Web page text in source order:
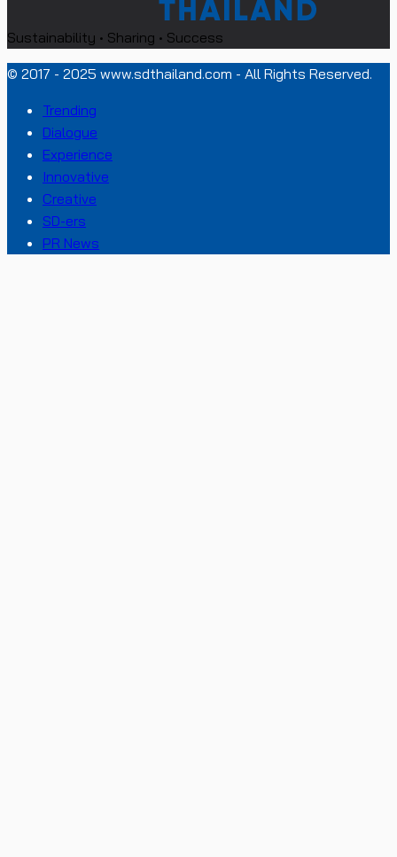
Sustainability • Sharing • Success
© 2017 - 2025 www.sdthailand.com - All Rights Reserved.
Trending
Dialogue
Experience
Innovative
Creative
SD-ers
PR News